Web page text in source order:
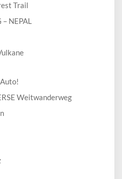
Trail
NEPAL
Weitwanderweg